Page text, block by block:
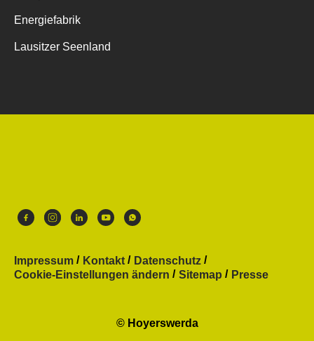
Energiefabrik
Lausitzer Seenland
Impressum Kontakt
Datenschutz
Cookie-Einstellungen ändern
Sitemap Presse
© Hoyerswerda